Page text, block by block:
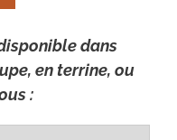
dans
en terrine, ou
: